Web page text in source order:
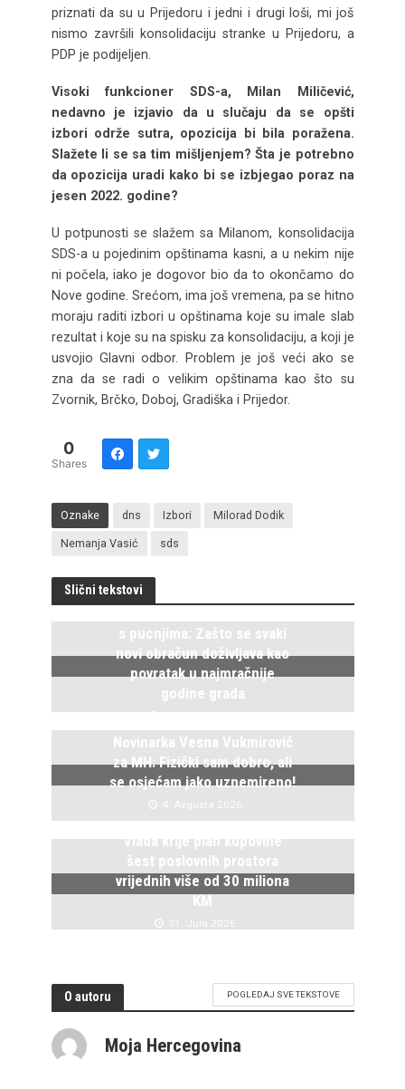
priznati da su u Prijedoru i jedni i drugi loši, mi još
nismo završili konsolidaciju stranke u Prijedoru, a
PDP je podijeljen.
Visoki funkcioner SDS-a, Milan Miličević,
nedavno je izjavio da u slučaju da se opšti
izbori održe sutra, opozicija bi bila poražena.
Slažete li se sa tim mišljenjem? Šta je potrebno
da opozicija uradi kako bi se izbjegao poraz na
jesen 2022. godine?
U potpunosti se slažem sa Milanom, konsolidacija
SDS-a u pojedinim opštinama kasni, a u nekim nije
ni počela, iako je dogovor bio da to okončamo do
Nove godine. Srećom, ima još vremena, pa se hitno
moraju raditi izbori u opštinama koje su imale slab
rezultat i koje su na spisku za konsolidaciju, a koji je
usvojio Glavni odbor. Problem je još veći ako se
zna da se radi o velikim opštinama kao što su
Zvornik, Brčko, Doboj, Gradiška i Prijedor.
0
Shares
Oznake dns Izbori Milorad Dodik
Nemanja Vasić sds
Slični tekstovi
s pucnjima: Zašto se svaki
novi obračun doživljava kao
povratak u najmračnije
godine grada
5. Avgusta 2026.
Novinarka Vesna Vukmirović
za MH: Fizički sam dobro, ali
se osjećam jako uznemireno!
4. Avgusta 2026.
Vlada krije plan kupovine
šest poslovnih prostora
vrijednih više od 30 miliona
KM
31. Jula 2026.
O autoru POGLEDAJ SVE TEKSTOVE
Moja Hercegovina